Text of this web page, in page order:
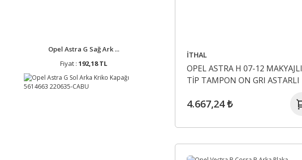
Opel Astra G Sağ Ark ...
Fiyat : 192,18 TL
İTHAL
OPEL ASTRA H 07-12 MAKYAJLI
TİP TAMPON ON GRI ASTARLI
4.667,24 ₺